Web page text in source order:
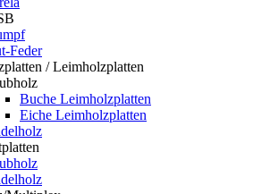
Feder
/ Leimholzplatten
Buche Leimholzplatten
Eiche Leimholzplatten